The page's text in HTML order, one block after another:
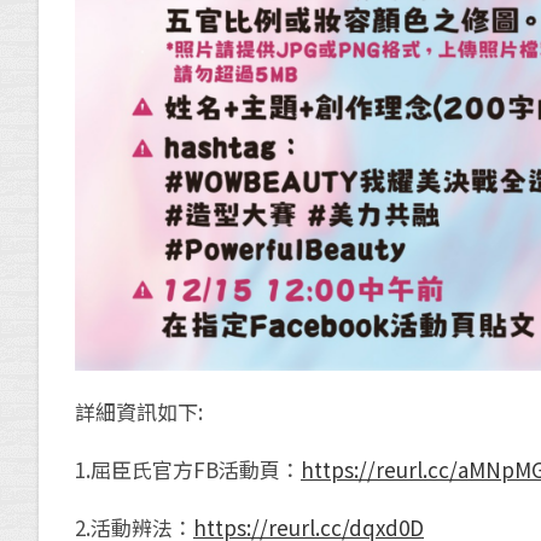
詳細資訊如下:
1.屈臣氏官方FB活動頁： https://reurl.cc/
2.活動辨法： https://reurl.cc/dqxd0D